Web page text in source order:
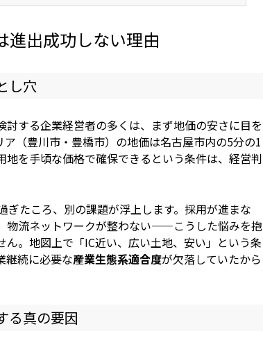
進出成功しない理由
し穴
討する企業経営者の多くは、まず地価の安さに目を
（豊川市・豊橋市）の地価は名古屋市内の5分の1
地を手頃な価格で確保できるという条件は、経営判
ぎたころ、別の課題が浮上します。採用が進まな
物流ネットワークが整わない——こうした悩みを抱
ん。地図上で「IC近い、広い土地、安い」という条
継続に必要な産業生態系適合度が欠落していたから
る真の要因